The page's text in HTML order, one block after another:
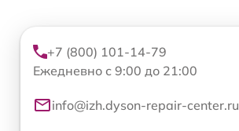
+7 (800) 101-14-79
Ежедневно с 9:00 до 21:00
info@izh.dyson-repair-center.ru